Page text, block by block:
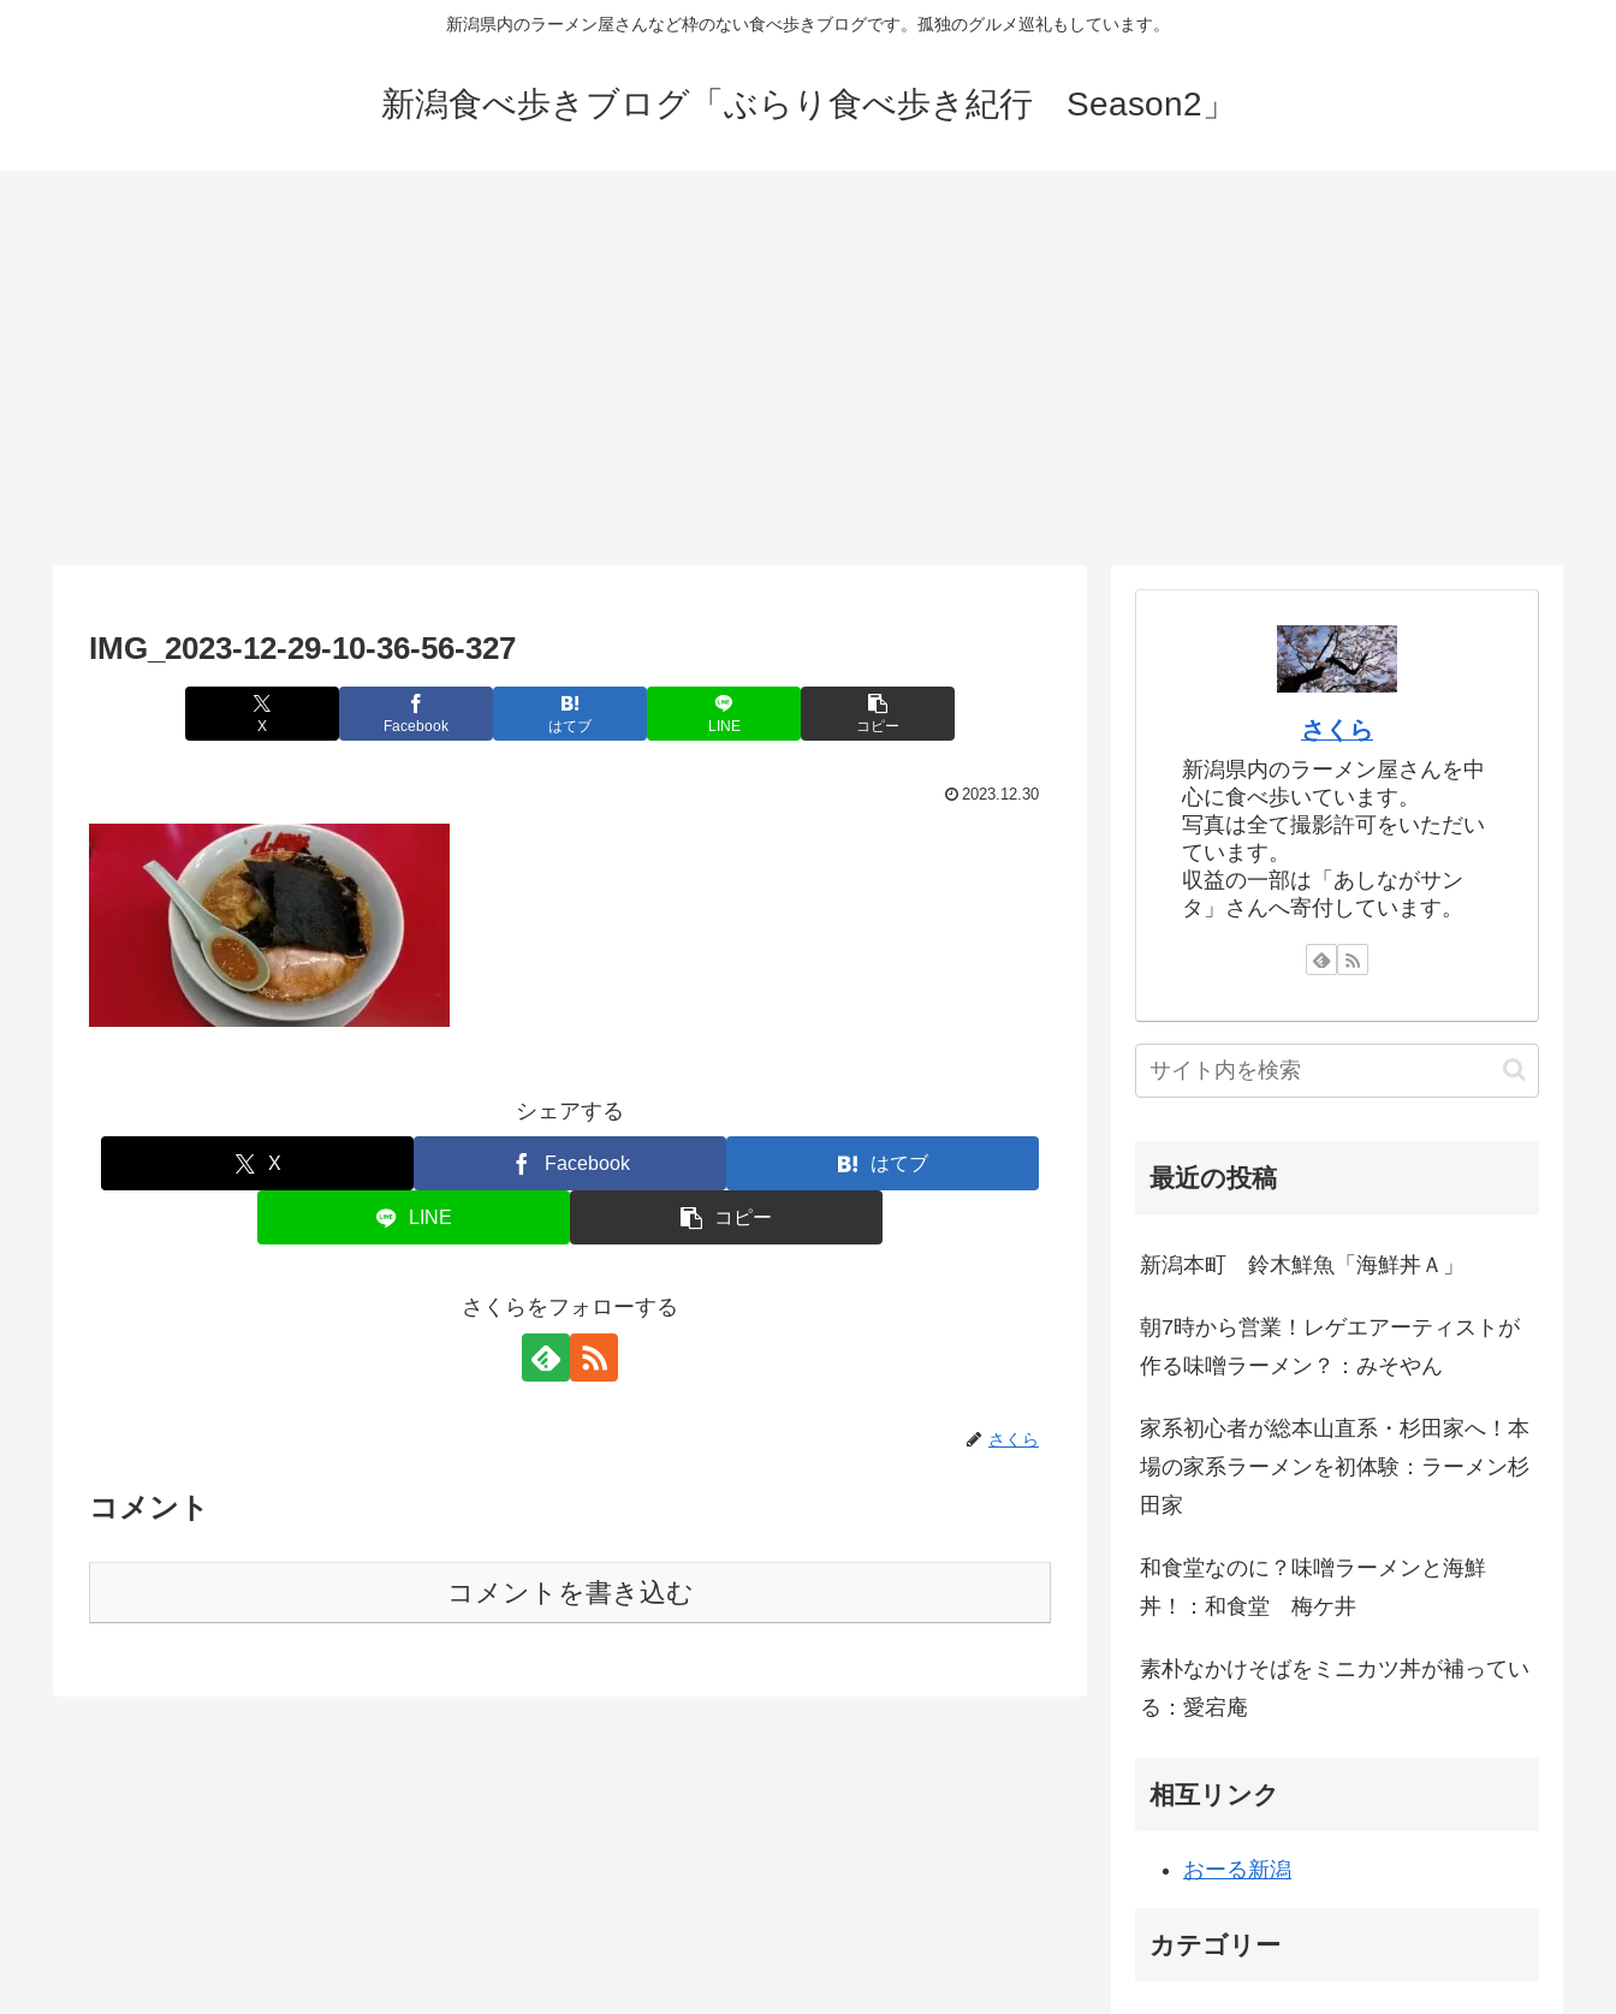
新潟県内のラーメン屋さんなど枠のない食べ歩きブログです。孤独のグルメ巡礼もしています。
新潟食べ歩きブログ「ぶらり食べ歩き紀行 Season2」
IMG_2023-12-29-10-36-56-327
X Facebook はてブ LINE コピー
2023.12.30
シェアする
X Facebook はてブ
LINE コピー
さくらをフォローする
さくら
コメント
コメントを書き込む
さくら
新潟県内のラーメン屋さんを中
心に食べ歩いています。
写真は全て撮影許可をいただい
ています。
収益の一部は「あしながサン
タ」さんへ寄付しています。
最近の投稿
新潟本町 鈴木鮮魚「海鮮丼Ａ」
朝7時から営業！レゲエアーティストが
作る味噌ラーメン？：みそやん
家系初心者が総本山直系・杉田家へ！本
場の家系ラーメンを初体験：ラーメン杉
田家
和食堂なのに？味噌ラーメンと海鮮
丼！：和食堂 梅ケ井
素朴なかけそばをミニカツ丼が補ってい
る：愛宕庵
相互リンク
おーる新潟
カテゴリー